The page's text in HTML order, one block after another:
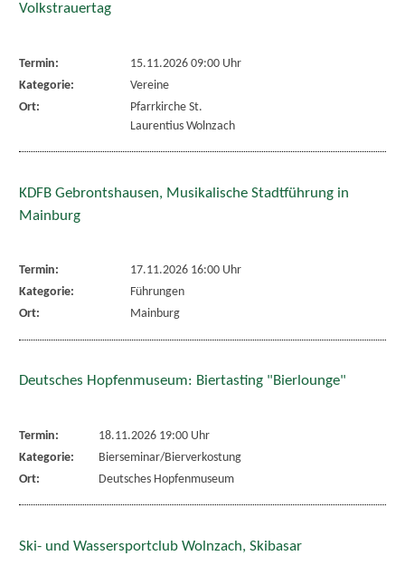
Volkstrauertag
Termin:
15.11.2026 09:00 Uhr
Kategorie:
Vereine
Ort:
Pfarrkirche St.
Laurentius Wolnzach
KDFB Gebrontshausen, Musikalische Stadtführung in
Mainburg
Termin:
17.11.2026 16:00 Uhr
Kategorie:
Führungen
Ort:
Mainburg
Deutsches Hopfenmuseum: Biertasting "Bierlounge"
Termin:
18.11.2026 19:00 Uhr
Kategorie:
Bierseminar/Bierverkostung
Ort:
Deutsches Hopfenmuseum
Ski- und Wassersportclub Wolnzach, Skibasar